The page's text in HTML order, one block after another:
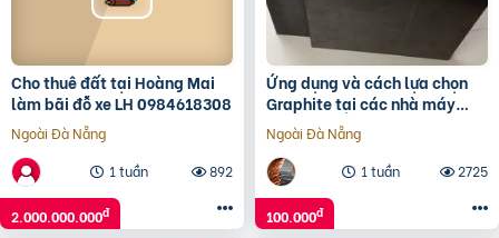
Cho thuê đất tại Hoàng Mai
làm bãi đỗ xe LH 0984618308
Ngoài Đà Nẵng
1 tuần
892
2.000.000.000đ
Ứng dụng và cách lựa chọn
Graphite tại các nhà máy
công nghiệp
Ngoài Đà Nẵng
1 tuần
2725
100.000đ